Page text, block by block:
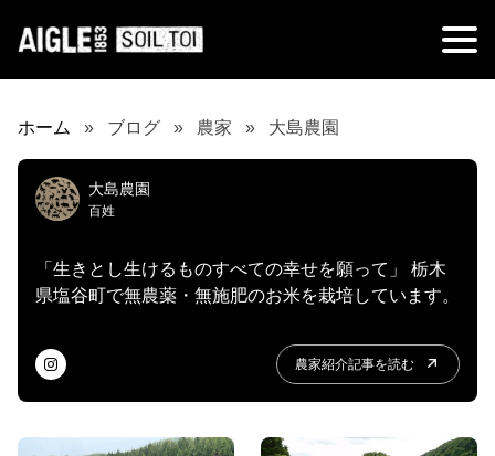
ホーム ブログ 農家 大島農園
大島農園
百姓
「生きとし生けるものすべての幸せを願って」 栃木
県塩谷町で無農薬・無施肥のお米を栽培しています。
農家紹介記事を読む